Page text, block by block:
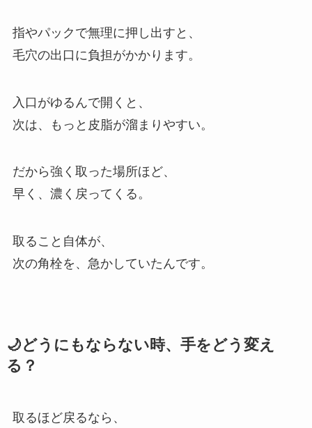
指やパックで無理に押し出すと、
毛穴の出口に負担がかかります。
入口がゆるんで開くと、
次は、もっと皮脂が溜まりやすい。
だから強く取った場所ほど、
早く、濃く戻ってくる。
取ること自体が、
次の角栓を、急かしていたんです。
🌙どうにもならない時、手をどう変え
る？
取るほど戻るなら、